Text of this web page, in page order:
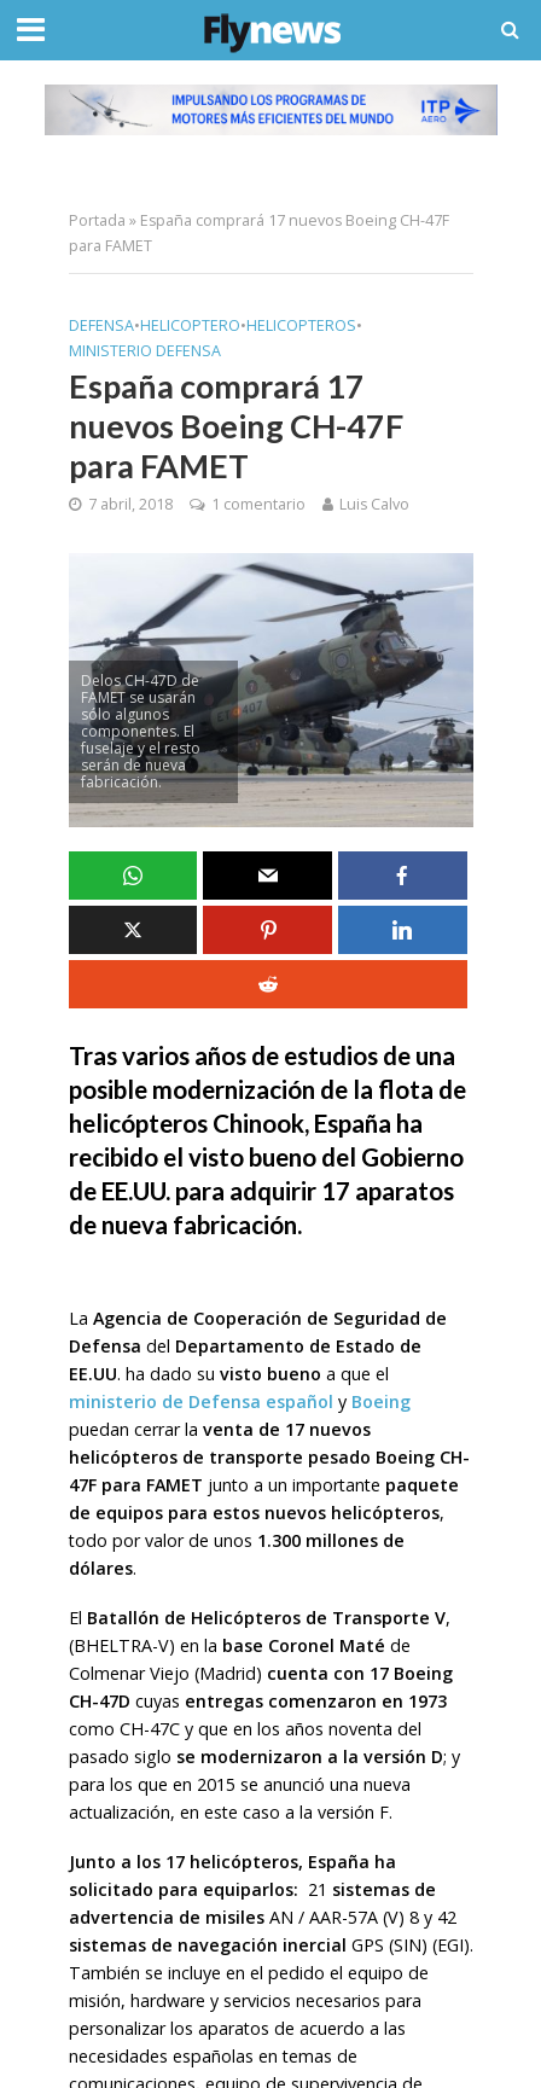
Portada » España comprará 17 nuevos Boeing CH-47F
para FAMET
DEFENSA•HELICOPTERO•HELICOPTEROS•
MINISTERIO DEFENSA
España comprará 17
nuevos Boeing CH-47F
para FAMET
7 abril, 2018 1 comentario Luis Calvo
Delos CH-47D de
FAMET se usarán
sólo algunos
componentes. El
fuselaje y el resto
serán de nueva
fabricación.
Tras varios años de estudios de una
posible modernización de la flota de
helicópteros Chinook, España ha
recibido el visto bueno del Gobierno
de EE.UU. para adquirir 17 aparatos
de nueva fabricación.
La Agencia de Cooperación de Seguridad de
Defensa del Departamento de Estado de
EE.UU. ha dado su visto bueno a que el
ministerio de Defensa español y Boeing
puedan cerrar la venta de 17 nuevos
helicópteros de transporte pesado Boeing CH-
47F para FAMET junto a un importante paquete
de equipos para estos nuevos helicópteros,
todo por valor de unos 1.300 millones de
dólares.
El Batallón de Helicópteros de Transporte V,
(BHELTRA-V) en la base Coronel Maté de
Colmenar Viejo (Madrid) cuenta con 17 Boeing
CH-47D cuyas entregas comenzaron en 1973
como CH-47C y que en los años noventa del
pasado siglo se modernizaron a la versión D; y
para los que en 2015 se anunció una nueva
actualización, en este caso a la versión F.
Junto a los 17 helicópteros, España ha
solicitado para equiparlos: 21 sistemas de
advertencia de misilesAN / AAR-57A (V) 8 y 42
sistemas de navegación inercial GPS (SIN) (EGI).
También se incluye en el pedido el equipo de
misión, hardware y servicios necesarios para
personalizar los aparatos de acuerdo a las
necesidades españolas en temas de